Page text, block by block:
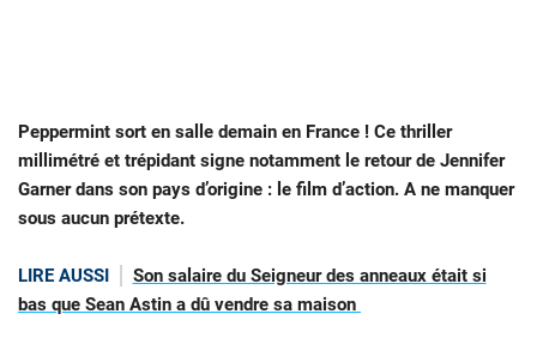
Peppermint sort en salle demain en France ! Ce thriller
millimétré et trépidant signe notamment le retour de Jennifer
Garner dans son pays d’origine : le film d’action. A ne manquer
sous aucun prétexte.
LIRE AUSSI
Son salaire du Seigneur des anneaux était si
bas que Sean Astin a dû vendre sa maison